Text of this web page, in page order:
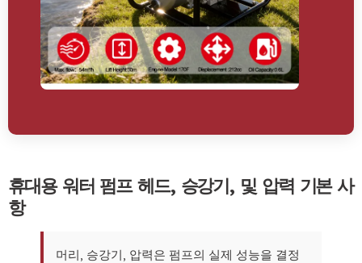
휴대용 워터 펌프 헤드, 승강기, 및 압력 기본 사
항
머리, 승강기, 압력은 펌프의 실제 성능을 결정